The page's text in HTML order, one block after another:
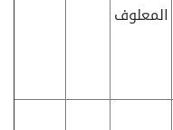
المعلوف